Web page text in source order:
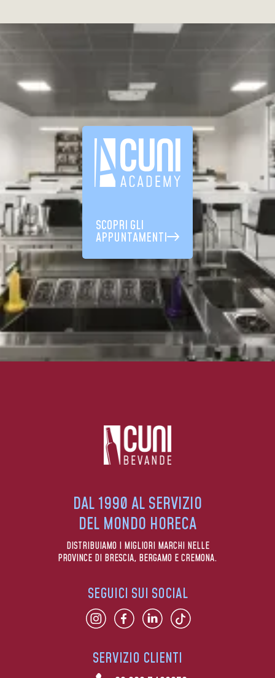
SCOPRI GLI
APPUNTAMENTI
DAL 1990 AL SERVIZIO
DEL MONDO HORECA
DISTRIBUIAMO I MIGLIORI MARCHI NELLE
PROVINCE DI BRESCIA, BERGAMO E CREMONA.
SERVIZIO CLIENTI
SEGUICI SUI SOCIAL